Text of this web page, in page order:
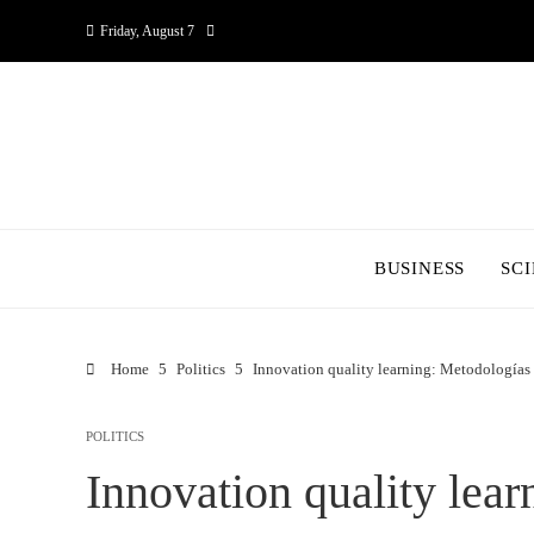
Friday, August 7
BUSINESS
Home Politics Innovation quality learning: Metodologías
POLITICS
Innovation quality